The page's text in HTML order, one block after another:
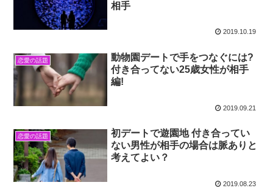
相手
2019.10.19
恋愛の話題
動物園デートで手をつなぐには?
付き合ってない25歳女性が相手
編!
2019.09.21
恋愛の話題
初デートで遊園地 付き合ってい
ない男性が相手の場合は脈ありと
考えてよい？
2019.08.23